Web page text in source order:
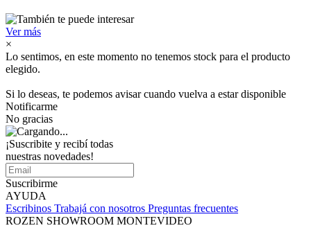
Ver más
×
Lo sentimos, en este momento no tenemos stock para el producto
elegido.
Si lo deseas, te podemos avisar cuando vuelva a estar disponible
Notificarme
No gracias
¡Suscribite y recibí todas
nuestras novedades!
Suscribirme
AYUDA
Escribinos Trabajá con nosotros Preguntas frecuentes
ROZEN SHOWROOM MONTEVIDEO